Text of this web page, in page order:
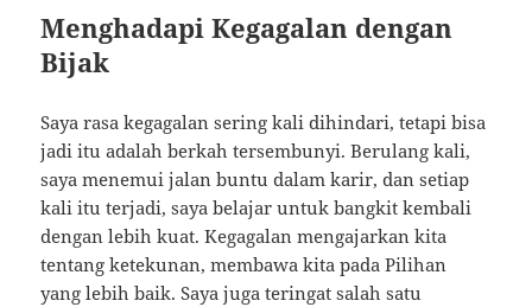
Menghadapi Kegagalan dengan
Bijak
Saya rasa kegagalan sering kali dihindari, tetapi bisa
jadi itu adalah berkah tersembunyi. Berulang kali,
saya menemui jalan buntu dalam karir, dan setiap
kali itu terjadi, saya belajar untuk bangkit kembali
dengan lebih kuat. Kegagalan mengajarkan kita
tentang ketekunan, membawa kita pada Pilihan
yang lebih baik. Saya juga teringat salah satu